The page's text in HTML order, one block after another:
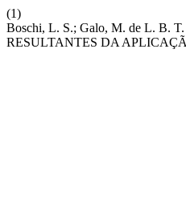
(1)
Boschi, L. S.; Galo, M. de L. B.
RESULTANTES DA